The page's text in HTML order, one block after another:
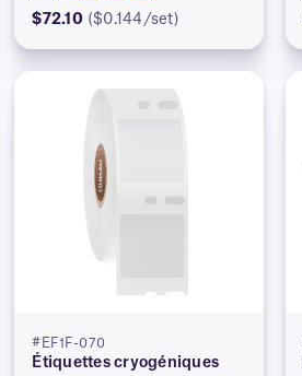
$72.10 ($0.144/set)
#EF1F-070
Étiquettes cryogéniques